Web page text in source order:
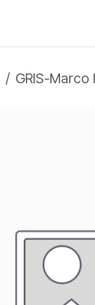
GRIS-Marco